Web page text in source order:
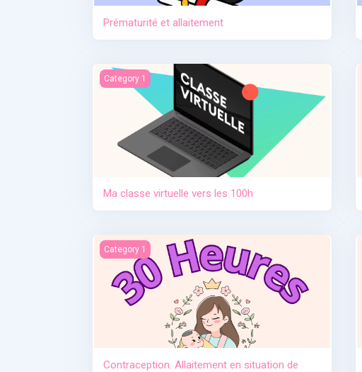
Prématurité et allaitement
Ma classe virtuelle vers les 100h
Category 1
Ma classe virtuelle vers les 100h
Contraception. Allaitement en situation de crise
Category 1
Contraception. Allaitement en situation de